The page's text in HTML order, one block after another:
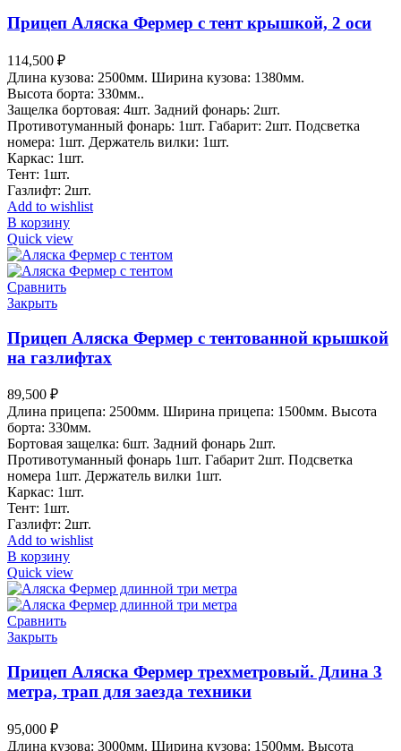
Прицеп Аляска Фермер с тент крышкой, 2 оси
114,500 ₽
Длина кузова: 2500мм. Ширина кузова: 1380мм.
Высота борта: 330мм..
Защелка бортовая: 4шт. Задний фонарь: 2шт.
Противотуманный фонарь: 1шт. Габарит: 2шт. Подсветка
номера: 1шт. Держатель вилки: 1шт.
Каркас: 1шт.
Тент: 1шт.
Газлифт: 2шт.
Add to wishlist
В корзину
Quick view
Сравнить
Закрыть
Прицеп Аляска Фермер с тентованной крышкой
на газлифтах
89,500 ₽
Длина прицепа: 2500мм. Ширина прицепа: 1500мм. Высота
борта: 330мм.
Бортовая защелка: 6шт. Задний фонарь 2шт.
Противотуманный фонарь 1шт. Габарит 2шт. Подсветка
номера 1шт. Держатель вилки 1шт.
Каркас: 1шт.
Тент: 1шт.
Газлифт: 2шт.
Add to wishlist
В корзину
Quick view
Сравнить
Закрыть
Прицеп Аляска Фермер трехметровый. Длина 3
метра, трап для заезда техники
95,000 ₽
Длина кузова: 3000мм. Ширина кузова: 1500мм. Высота